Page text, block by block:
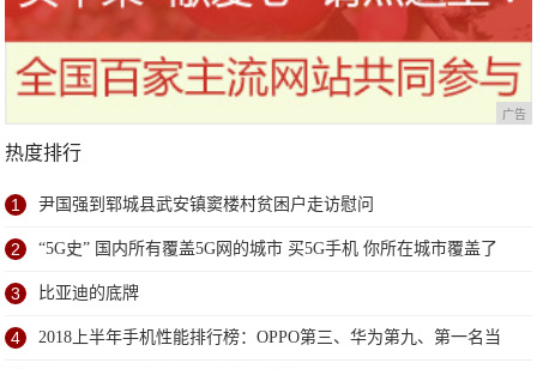
广告
热度排行
1 尹国强到郓城县武安镇窦楼村贫困户走访慰问
2 “5G史” 国内所有覆盖5G网的城市 买5G手机 你所在城市覆盖了
没
3 比亚迪的底牌
4 2018上半年手机性能排行榜：OPPO第三、华为第九、第一名当